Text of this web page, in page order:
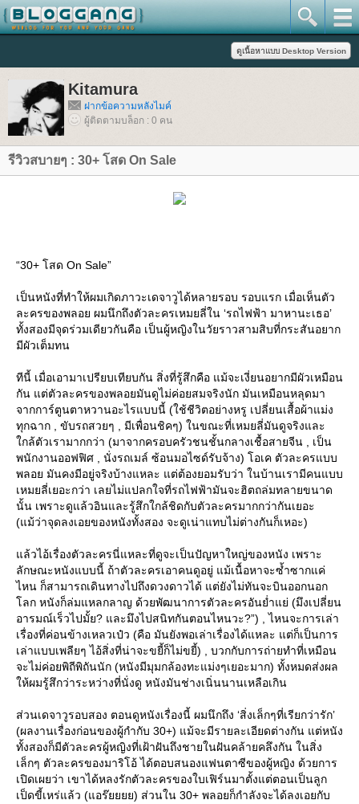
Kitamura
ฝากข้อความหลังไมค์
ผู้ติดตามบล็อก : 0 คน
รีวิวสบายๆ : 30+ โสด On Sale
“30+ โสด On Sale”
เป็นหนังที่ทำให้ผมเกิดภาวะเดจาวูได้หลายรอบ รอบแรก เมื่อเห็นตัว
ละครของพลอย ผมนึกถึงตัวละครเหมยลี่ใน ‘รถไฟฟ้า มาหานะเธอ’
ทั้งสองมีจุดร่วมเดียวกันคือ เป็นผู้หญิงในวัยราวสามสิบที่กระสันอยาก
มีผัวเต็มทน
ทีนี้ เมื่อเอามาเปรียบเทียบกัน สิ่งที่รู้สึกคือ แม้จะเงี่ยนอยากมีผัวเหมือน
กัน แต่ตัวละครของพลอยมันดูไม่ค่อยสมจริงนัก มันเหมือนหลุดมา
จากการ์ตูนตาหวานอะไรแบบนี้ (ใช้ชีวิตอย่างหรู เปลี่ยนเสื้อผ้าแม่ง
ทุกฉาก , ขับรถสวยๆ , มีเพื่อนชิคๆ) ในขณะที่เหมยลี่มันดูจริงและ
กล้ตัวเรามากกว่า (มาจากครอบครัวชนชั้นกลางเชื้อสายจีน , เป็น
พนักงานออฟฟิศ , นั่งรถเมล์ ซ้อนมอไซด์รับจ้าง) โอเค ตัวละครแบบ
พลอย มันคงมีอยู่จริงบ้างแหละ แต่ต้องยอมรับว่า ในบ้านเรามีคนแบบ
เหมยลี่เยอะกว่า เลยไม่แปลกใจที่รถไฟฟ้ามันจะฮิตถล่มทลายขนาด
นั้น เพราะดูแล้วอินและรู้สึกใกล้ชิดกับตัวละครมากกว่ากันเยอะ
(แม้ว่าจุดลงเอยของหนังทั้งสอง จะดูเน่าแทบไม่ต่างกันก็เหอะ)
ล้วไอ้เรื่องตัวละครนี่แหละที่ดูจะเป็นปัญหาใหญ่ของหนัง เพราะ
ลักษณะหนังแบบนี้ ถ้าตัวละครเอาคนดูอยู่ แม้เนื้อหาจะซ้ำซากแค่
ไหน ก็สามารถเดินทางไปถึงดวงดาวได้ แต่ยังไม่ทันจะบินออกนอก
ลก หนังก็ล่มแหลกลาญ ด้วยพัฒนาการตัวละครอันย่ำแย่ (มึงเปลี่ยน
อารมณ์เร็วไปมั้ย? และมึงไปสนิทกันตอนไหนวะ?”) , ไหนจะการเล่า
เรื่องที่ค่อนข้างเหลวเป๋ว (คือ มันยังพอเล่าเรื่องได้แหละ แต่ก็เป็นการ
เล่าแบบเพลียๆ ไอ้สิ่งที่น่าจะขยี้ก็ไม่ขยี้) , บวกกับการถ่ายทำที่เหมือน
จะไม่ค่อยพิถีพิถันนัก (หนังมีมุมกล้องทะแม่งๆเยอะมาก) ทั้งหมดส่งผล
ห้ผมรู้สึกว่าระหว่างที่นั่งดู หนังมันช่างเนิ่นนานเหลือเกิน
ส่วนเดจาวูรอบสอง ตอนดูหนังเรื่องนี้ ผมนึกถึง ‘สิ่งเล็กๆที่เรียกว่ารัก’
(ผลงานเรื่องก่อนของผู้กำกับ 30+) แม้จะมีรายละเอียดต่างกัน แต่หนัง
ทั้งสองก็มีตัวละครผู้หญิงที่เฝ้าฝันถึงชายในฝันคล้ายคลึงกัน ในสิ่ง
เล็กๆ ตัวละครของมาริโอ้ ได้ตอบสนองแฟนตาซีของผู้หญิง ด้วยการ
เปิดเผยว่า เขาได้หลงรักตัวละครของใบเฟิร์นมาตั้งแต่ตอนเป็นลูก
เป็ดขี้เหร่แล้ว (แอร๊ยยยย) ส่วนใน 30+ พลอยก็กำลังจะได้ลงเอยกับ